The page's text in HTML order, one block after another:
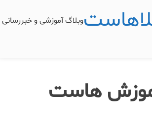
وبلاگ آموزشی و
هاست